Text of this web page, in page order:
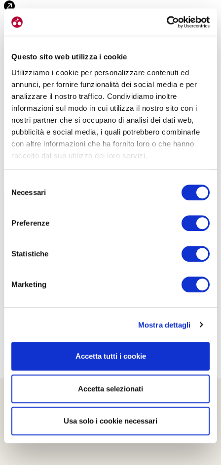
Questo sito web utilizza i cookie
Utilizziamo i cookie per personalizzare contenuti ed
annunci, per fornire funzionalità dei social media e per
analizzare il nostro traffico. Condividiamo inoltre
informazioni sul modo in cui utilizza il nostro sito con i
nostri partner che si occupano di analisi dei dati web,
pubblicità e social media, i quali potrebbero combinarle
con altre informazioni che ha fornito loro o che hanno
raccolto dal suo utilizzo dei loro servizi.
delNecessari
Preferenze
Statistiche
Marketing
Mostra dettagli
Accetta tutti i cookie
Accetta selezionati
Usa solo i cookie necessari
TUTTE LE CATEGORIE DEL MAGAZINE